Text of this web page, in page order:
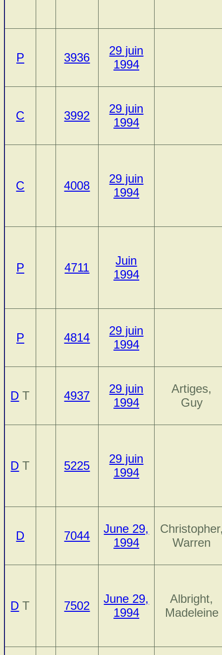
P 3936
29 juin
1994
C 3992
29 juin
1994
C 4008
29 juin
1994
P 4711
Juin
1994
P 4814
29 juin
1994
D T 4937
29 juin
1994
Artiges,
Guy
D T 5225
29 juin
1994
D 7044
June 29,
1994
Warren
D T 7502
June 29,
1994
Albright,
Madeleine